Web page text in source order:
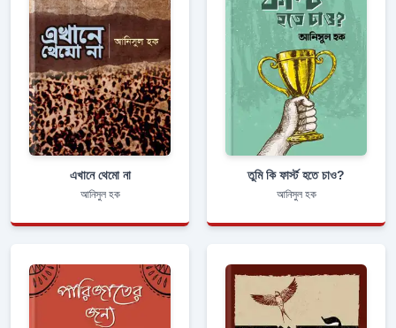
এখানে থেমো না
আনিসুল হক
তুমি কি ফার্স্ট হতে চাও?
আনিসুল হক